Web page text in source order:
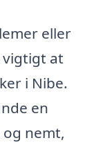
eller
at
i Nibe.
en
nemt,